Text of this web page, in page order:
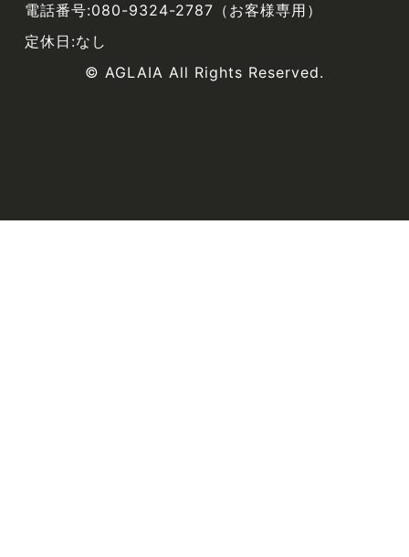
電話番号:080-9324-2787（お客様専用）
定休日:なし
© AGLAIA All Rights Reserved.